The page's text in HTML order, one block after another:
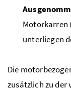
Motorkarren
unterliegen
Die
zusätzlich zu der